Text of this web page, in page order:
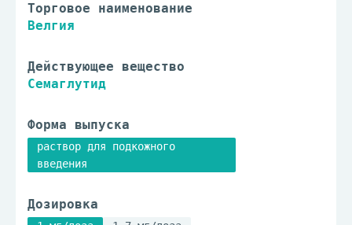
Торговое наименование
Велгия
Действующее вещество
Семаглутид
Форма выпуска
раствор для подкожного
введения
Дозировка